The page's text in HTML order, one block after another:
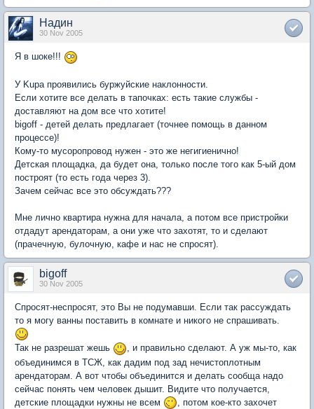
Надин
30 Nov 2005
Я в шоке!!!
У Kupa проявились буржуйские наклонности.
Если хотите все делать в тапочках: есть такие службы -
доставляют на дом все что хотите!
bigoff - детей делать предлагает (точнее помощь в данном
процессе)!
Кому-то мусоропровод нужен - это же негигиенично!
Детская площадка, да будет она, только после того как 5-ый дом
построят (то есть года через 3).
Зачем сейчас все это обсуждать???
Мне лично квартира нужна для начала, а потом все пристройки
отдадут арендаторам, а они уже что захотят, то и сделают
(прачечную, булочную, кафе и нас не спросят).
bigoff
30 Nov 2005
Спросят-неспросят, это Вы не подумавши. Если так рассуждать
то я могу ванны поставить в комнате и никого не спрашивать.
Так не разрешат жешь
, и правильно сделают. А уж мы-то, как
объединимся в ТСЖ, как дадим под зад нечистоплотным
арендаторам. А вот чтобы объединится и делать сообща надо
сейчас понять чем человек дышит. Видите что получается,
детские площадки нужны не всем
, потом кое-кто захочет